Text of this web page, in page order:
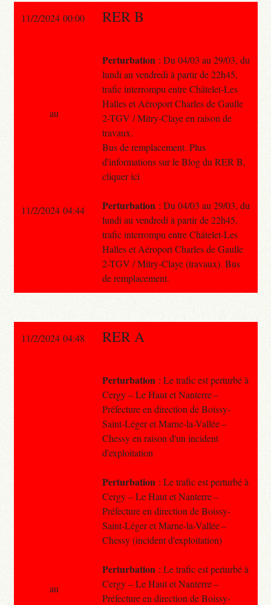
11/2/2024 00:00 RER B
Perturbation : Du 04/03 au 29/03, du
lundi au vendredi à partir de 22h45,
trafic interrompu entre Châtelet-Les
Halles et Aéroport Charles de Gaulle
2-TGV / Mitry-Claye en raison de
travaux.
Bus de remplacement. Plus
d'informations sur le Blog du RER B,
cliquer ici
Perturbation : Du 04/03 au 29/03, du
lundi au vendredi à partir de 22h45,
trafic interrompu entre Châtelet-Les
Halles et Aéroport Charles de Gaulle
2-TGV / Mitry-Claye (travaux). Bus
de remplacement.
au
11/2/2024 04:44
11/2/2024 04:48 RER A
Perturbation : Le trafic est perturbé à
Cergy – Le Haut et Nanterre –
Préfecture en direction de Boissy-
Saint-Léger et Marne-la-Vallée –
Chessy en raison d'un incident
d'exploitation
Perturbation : Le trafic est perturbé à
Cergy – Le Haut et Nanterre –
Préfecture en direction de Boissy-
Saint-Léger et Marne-la-Vallée –
Chessy (incident d'exploitation)
Perturbation : Le trafic est perturbé à
Cergy – Le Haut et Nanterre –
Préfecture en direction de Boissy-
au